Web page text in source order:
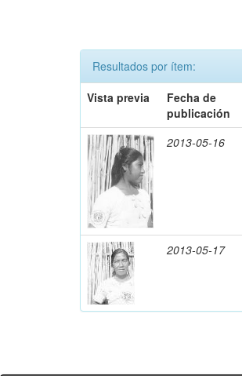
Resultados por ítem:
Vista previa
Fecha de
publicación
2013-05-16
2013-05-17